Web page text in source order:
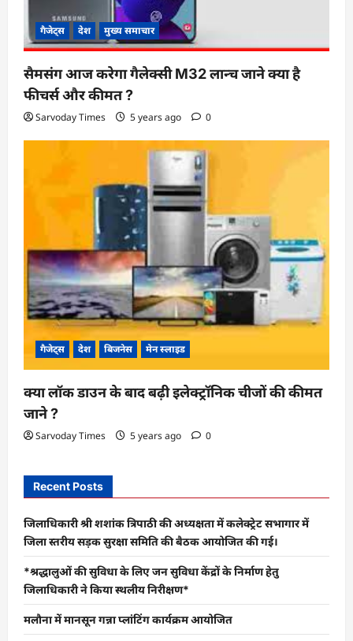
गैजेट्स देश मुख्य समाचार
सैमसंग आज करेगा गैलेक्सी M32 लान्च जाने क्या है
फीचर्स और कीमत ?
Sarvoday Times 5 years ago 0
गैजेट्स देश बिजनेस मेन स्लाइड
क्या लॉक डाउन के बाद बढ़ी इलेक्ट्रॉनिक चीजों की कीमत
जाने ?
Sarvoday Times 5 years ago 0
Recent Posts
जिलाधिकारी श्री शशांक त्रिपाठी की अध्यक्षता में कलेक्ट्रेट सभागार में
जिला स्तरीय सड़क सुरक्षा समिति की बैठक आयोजित की गई।
*श्रद्धालुओं की सुविधा के लिए जन सुविधा केंद्रों के निर्माण हेतु
जिलाधिकारी ने किया स्थलीय निरीक्षण*
मलौना में मानसून गन्ना प्लांटिंग कार्यक्रम आयोजित